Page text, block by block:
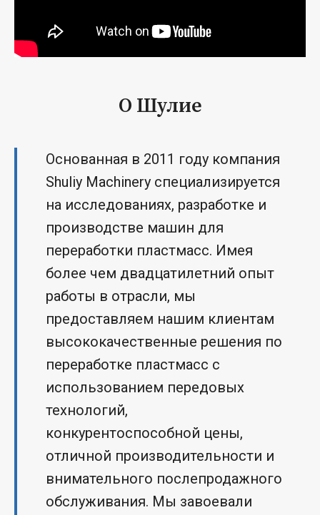
О Шулие
Основанная в 2011 году компания
Shuliy Machinery специализируется
на исследованиях, разработке и
производстве машин для
переработки пластмасс. Имея
более чем двадцатилетний опыт
работы в отрасли, мы
предоставляем нашим клиентам
высококачественные решения по
переработке пластмасс с
использованием передовых
технологий,
конкурентоспособной цены,
отличной производительности и
внимательного послепродажного
обслуживания. Мы завоевали